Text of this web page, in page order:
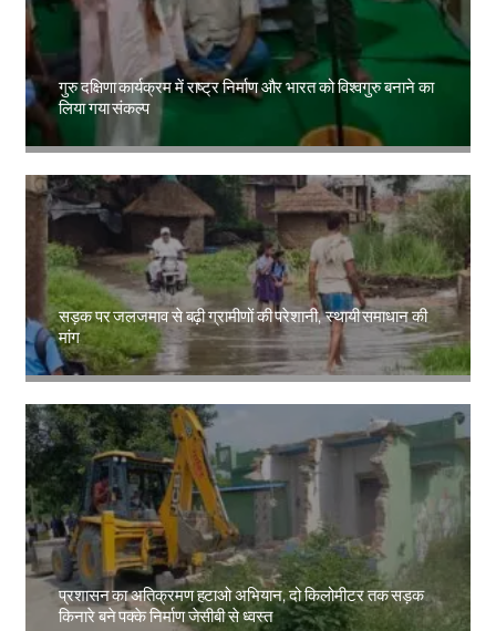
गुरु दक्षिणा कार्यक्रम में राष्ट्र निर्माण और भारत को विश्वगुरु बनाने का
लिया गया संकल्प
सड़क पर जलजमाव से बढ़ी ग्रामीणों की परेशानी, स्थायी समाधान की
मांग
Amit Lekh
प्रशासन का अतिक्रमण हटाओ अभियान, दो किलोमीटर तक सड़क
किनारे बने पक्के निर्माण जेसीबी से ध्वस्त